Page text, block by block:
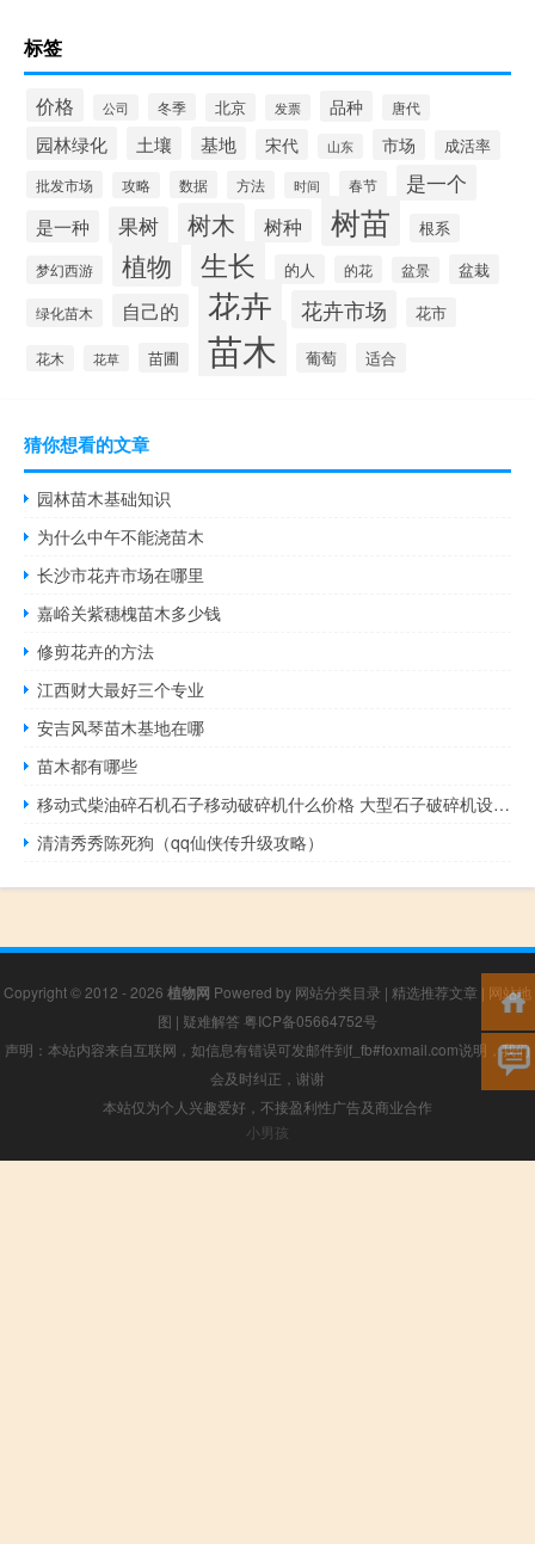
标签
价格 公司 冬季 北京 发票 品种 唐代
园林绿化 土壤 基地 宋代 山东 市场 成活率
批发市场 攻略 数据 方法 时间 春节 是一个
是一种 果树 树木 树种 树苗
根系
梦幻西游
植物 生长 的人 的花 盆景 盆栽
绿化苗木 自己的 花卉 花卉市场 花市
花木 花草 苗圃 苗木 葡萄 适合
猜你想看的文章
园林苗木基础知识
为什么中午不能浇苗木
长沙市花卉市场在哪里
嘉峪关紫穗槐苗木多少钱
修剪花卉的方法
江西财大最好三个专业
安吉风琴苗木基地在哪
苗木都有哪些
移动式柴油碎石机石子移动破碎机什么价格 大型石子破碎机设备价格
清清秀秀陈死狗（qq仙侠传升级攻略）
Copyright © 2012 - 2026 植物网 Powered by 网站分类目录 | 精选推荐文章 | 网站地
图 | 疑难解答 粤ICP备05664752号
声明：本站内容来自互联网，如信息有错误可发邮件到f_fb#foxmail.com说明，我们
会及时纠正，谢谢
本站仅为个人兴趣爱好，不接盈利性广告及商业合作
小男孩